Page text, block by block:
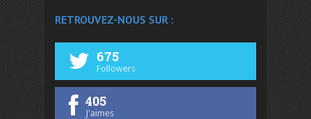
RETROUVEZ-NOUS SUR :
675
Followers
405
J'aimes